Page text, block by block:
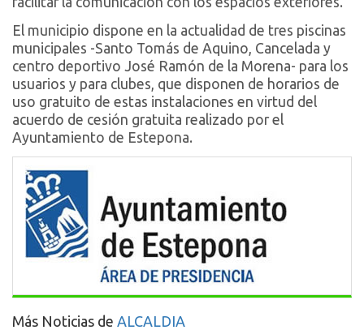
El municipio dispone en la actualidad de tres piscinas
municipales -Santo Tomás de Aquino, Cancelada y
centro deportivo José Ramón de la Morena- para los
usuarios y para clubes, que disponen de horarios de
uso gratuito de estas instalaciones en virtud del
acuerdo de cesión gratuita realizado por el
Ayuntamiento de Estepona.
Más Noticias de ALCALDIA